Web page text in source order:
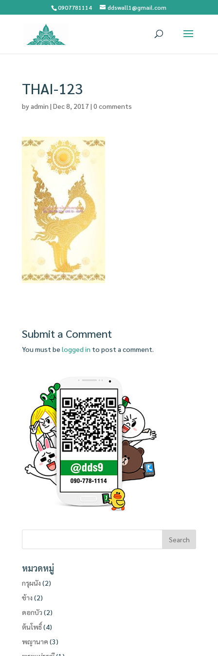
0907781114 ddswall1@gmail.com
THAI-123
byadmin | Dec 8, 2017 | 0 comments
Submit a Comment
You must be logged in to post a comment.
หมวดหมู่
กรุผนัง (2)
ช้าง (2)
ดอกบัว (2)
ต้นโพธิ์(4)
พญานาค (3)